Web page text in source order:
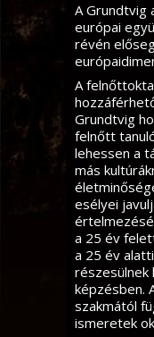
A Grundtvig
európai
révén
A
Grundtvig
felnőtt
lehessen a
más
esélyei
a 25 év
a 25 év
részesülnek
képzésben.
szakmától
ismeretek